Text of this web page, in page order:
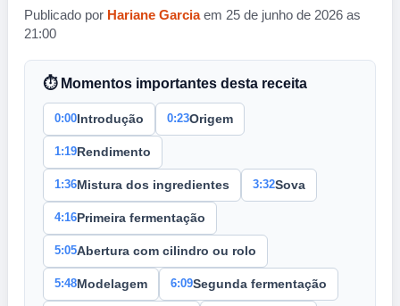
Publicado por Hariane Garciaem 25 de junho de 2026 as
21:00
⏱ Momentos importantes desta receita
0:00 Introdução 0:23Origem
1:19 Rendimento
1:36Mistura dos ingredientes 3:32Sova
4:16 Primeira fermentação
5:05Abertura com cilindro ou rolo
5:48Modelagem 6:09Segunda fermentação